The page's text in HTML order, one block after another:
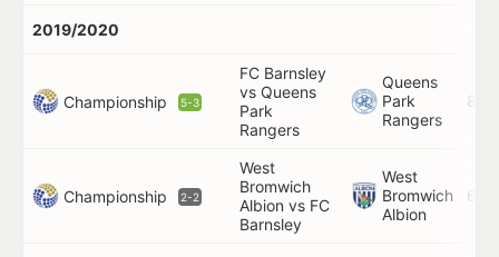
2019/2020
Championship 5-3
FC Barnsley
vs Queens
Park
Rangers
Queens
Park
Rangers
82'
Championship 2-2
West
Bromwich
Albion vs FC
Barnsley
West
Bromwich
Albion
68'